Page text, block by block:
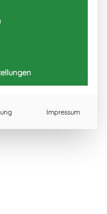
Impressum